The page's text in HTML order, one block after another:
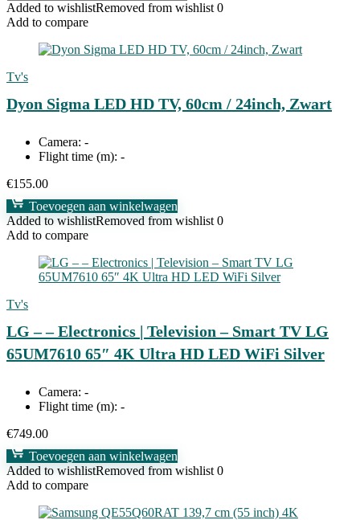
Added to wishlistRemoved from wishlist 0
Add to compare
Tv's
Dyon Sigma LED HD TV, 60cm / 24inch, Zwart
Camera: -
Flight time (m): -
€155.00
Toevoegen aan winkelwagen
Added to wishlistRemoved from wishlist 0
Add to compare
Tv's
LG – – Electronics | Television – Smart TV LG
65UM7610 65″ 4K Ultra HD LED WiFi Silver
Camera: -
Flight time (m): -
€749.00
Toevoegen aan winkelwagen
Added to wishlistRemoved from wishlist 0
Add to compare